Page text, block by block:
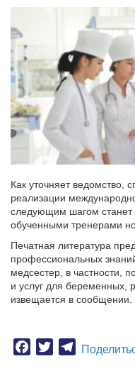
Как уточняет ведомство,
реализации
следующим шагом станет
обученными тренерами
Печатная литература
профессиональных
медсестер, в частности,
и услуг для беременных,
извещается в сообщении.
Facebook
TwitterTelegram